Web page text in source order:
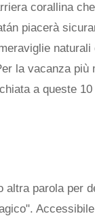
corallina
piacerà
naturali
la vacanza più
a queste
altra parola per